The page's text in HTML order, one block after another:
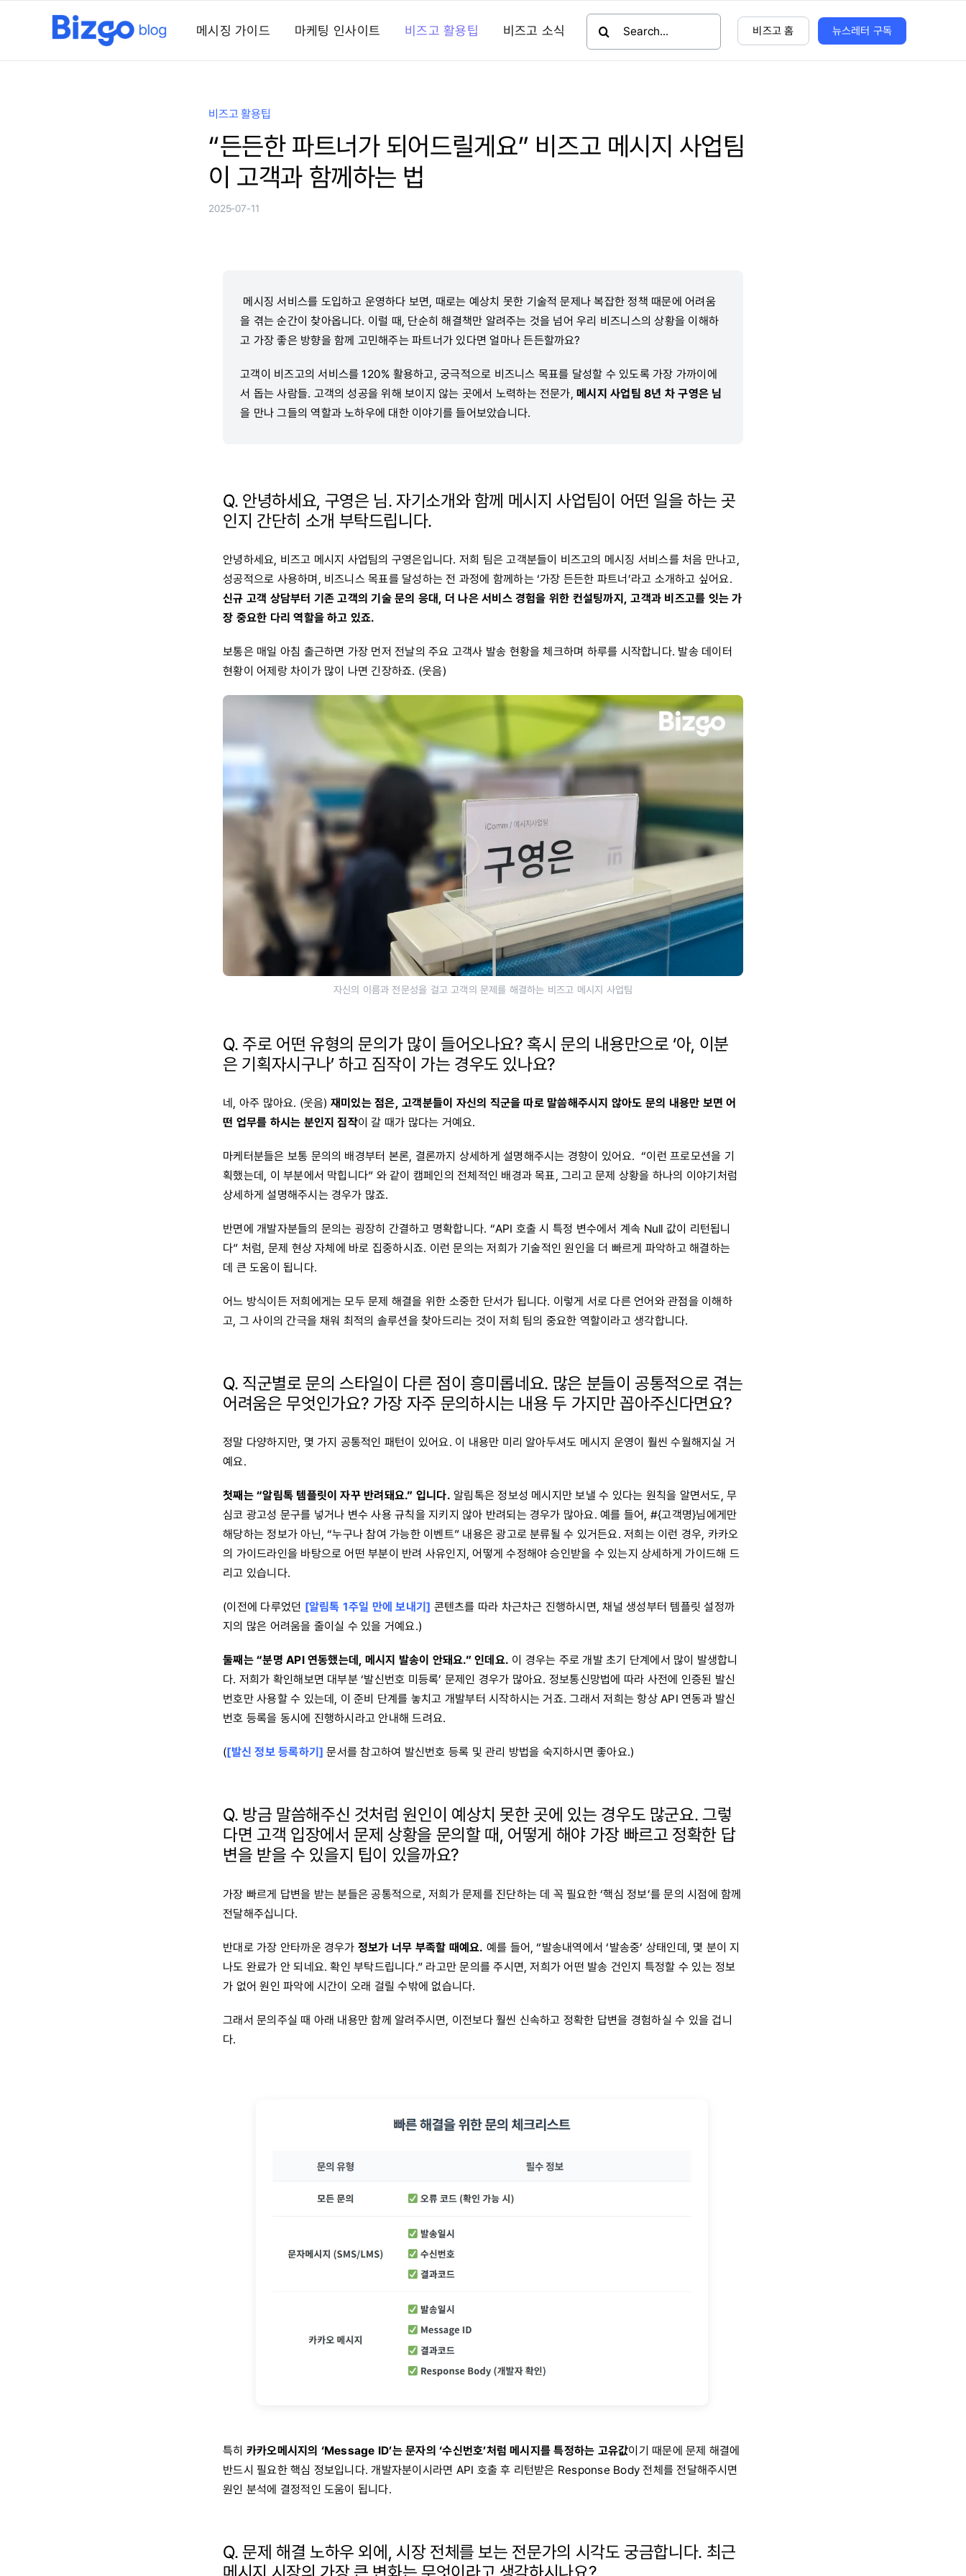
메시징 가이드 마케팅 인사이트 비즈고 활용팁 비즈고 소식 비즈고 홈 뉴스레터 구독
비즈고 활용팁
“든든한 파트너가 되어드릴게요” 비즈고 메시지 사업팀
이 고객과 함께하는 법
2025-07-11
메시징 서비스를 도입하고 운영하다 보면, 때로는 예상치 못한 기술적 문제나 복잡한 정책 때문에 어려움
을 겪는 순간이 찾아옵니다. 이럴 때, 단순히 해결책만 알려주는 것을 넘어 우리 비즈니스의 상황을 이해하
고 가장 좋은 방향을 함께 고민해주는 파트너가 있다면 얼마나 든든할까요?
고객이 비즈고의 서비스를 120% 활용하고, 궁극적으로 비즈니스 목표를 달성할 수 있도록 가장 가까이에
서 돕는 사람들. 고객의 성공을 위해 보이지 않는 곳에서 노력하는 전문가,메시지 사업팀 8년 차 구영은 님
을 만나 그들의 역할과 노하우에 대한 이야기를 들어보았습니다.
Q. 안녕하세요, 구영은 님. 자기소개와 함께 메시지 사업팀이 어떤 일을 하는 곳
인지 간단히 소개 부탁드립니다.
안녕하세요, 비즈고 메시지 사업팀의 구영은입니다. 저희 팀은 고객분들이 비즈고의 메시징 서비스를 처음 만나고,
성공적으로 사용하며, 비즈니스 목표를 달성하는 전 과정에 함께하는 ‘가장 든든한 파트너’라고 소개하고 싶어요.
신규 고객 상담부터 기존 고객의 기술 문의 응대, 더 나은 서비스 경험을 위한 컨설팅까지, 고객과 비즈고를 잇는 가
장 중요한 다리 역할을 하고 있죠.
보통은 매일 아침 출근하면 가장 먼저 전날의 주요 고객사 발송 현황을 체크하며 하루를 시작합니다. 발송 데이터
현황이 어제랑 차이가 많이 나면 긴장하죠. (웃음)
자신의 이름과 전문성을 걸고 고객의 문제를 해결하는 비즈고 메시지 사업팀
Q. 주로 어떤 유형의 문의가 많이 들어오나요? 혹시 문의 내용만으로 ‘아, 이분
은 기획자시구나’ 하고 짐작이 가는 경우도 있나요?
네, 아주 많아요. (웃음) 재미있는 점은, 고객분들이 자신의 직군을 따로 말씀해주시지 않아도 문의 내용만 보면 어
떤 업무를 하시는 분인지 짐작이 갈 때가 많다는 거예요.
마케터분들은 보통 문의의 배경부터 본론, 결론까지 상세하게 설명해주시는 경향이 있어요. “이런 프로모션을 기
획했는데, 이 부분에서 막힙니다” 와 같이 캠페인의 전체적인 배경과 목표, 그리고 문제 상황을 하나의 이야기처럼
상세하게 설명해주시는 경우가 많죠.
반면에 개발자분들의 문의는 굉장히 간결하고 명확합니다. “API 호출 시 특정 변수에서 계속 Null 값이 리턴됩니
다” 처럼, 문제 현상 자체에 바로 집중하시죠. 이런 문의는 저희가 기술적인 원인을 더 빠르게 파악하고 해결하는
데 큰 도움이 됩니다.
어느 방식이든 저희에게는 모두 문제 해결을 위한 소중한 단서가 됩니다. 이렇게 서로 다른 언어와 관점을 이해하
고, 그 사이의 간극을 채워 최적의 솔루션을 찾아드리는 것이 저희 팀의 중요한 역할이라고 생각합니다.
Q. 직군별로 문의 스타일이 다른 점이 흥미롭네요. 많은 분들이 공통적으로 겪는
어려움은 무엇인가요? 가장 자주 문의하시는 내용 두 가지만 꼽아주신다면요?
정말 다양하지만, 몇 가지 공통적인 패턴이 있어요. 이 내용만 미리 알아두셔도 메시지 운영이 훨씬 수월해지실 거
예요.
첫째는 “알림톡 템플릿이 자꾸 반려돼요.” 입니다. 알림톡은 정보성 메시지만 보낼 수 있다는 원칙을 알면서도, 무
심코 광고성 문구를 넣거나 변수 사용 규칙을 지키지 않아 반려되는 경우가 많아요. 예를 들어, #{고객명}님에게만
해당하는 정보가 아닌, “누구나 참여 가능한 이벤트” 내용은 광고로 분류될 수 있거든요. 저희는 이런 경우, 카카오
의 가이드라인을 바탕으로 어떤 부분이 반려 사유인지, 어떻게 수정해야 승인받을 수 있는지 상세하게 가이드해 드
리고 있습니다.
(이전에 다루었던 [알림톡 1주일 만에 보내기] 콘텐츠를 따라 차근차근 진행하시면, 채널 생성부터 템플릿 설정까
지의 많은 어려움을 줄이실 수 있을 거예요.)
둘째는 “분명 API 연동했는데, 메시지 발송이 안돼요.” 인데요. 이 경우는 주로 개발 초기 단계에서 많이 발생합니
다. 저희가 확인해보면 대부분 ‘발신번호 미등록’ 문제인 경우가 많아요. 정보통신망법에 따라 사전에 인증된 발신
번호만 사용할 수 있는데, 이 준비 단계를 놓치고 개발부터 시작하시는 거죠. 그래서 저희는 항상 API 연동과 발신
번호 등록을 동시에 진행하시라고 안내해 드려요.
([발신 정보 등록하기] 문서를 참고하여 발신번호 등록 및 관리 방법을 숙지하시면 좋아요.)
Q. 방금 말씀해주신 것처럼 원인이 예상치 못한 곳에 있는 경우도 많군요. 그렇
다면 고객 입장에서 문제 상황을 문의할 때, 어떻게 해야 가장 빠르고 정확한 답
변을 받을 수 있을지 팁이 있을까요?
가장 빠르게 답변을 받는 분들은 공통적으로, 저희가 문제를 진단하는 데 꼭 필요한 ‘핵심 정보’를 문의 시점에 함께
전달해주십니다.
반대로 가장 안타까운 경우가 정보가 너무 부족할 때예요. 예를 들어, “발송내역에서 ‘발송중’ 상태인데, 몇 분이 지
나도 완료가 안 되네요. 확인 부탁드립니다.” 라고만 문의를 주시면, 저희가 어떤 발송 건인지 특정할 수 있는 정보
가 없어 원인 파악에 시간이 오래 걸릴 수밖에 없습니다.
그래서 문의주실 때 아래 내용만 함께 알려주시면, 이전보다 훨씬 신속하고 정확한 답변을 경험하실 수 있을 겁니
다.
특히 카카오메시지의 ‘Message ID’는 문자의 ‘수신번호’처럼 메시지를 특정하는 고유값이기 때문에 문제 해결에
반드시 필요한 핵심 정보입니다. 개발자분이시라면 API 호출 후 리턴받은 Response Body 전체를 전달해주시면
원인 분석에 결정적인 도움이 됩니다.
Q.문제 해결 노하우 외에, 시장 전체를 보는 전문가의 시각도 궁금합니다. 최근